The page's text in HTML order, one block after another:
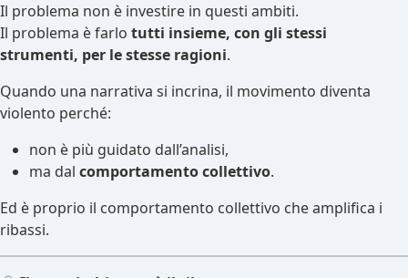
Il problema non è investire in questi ambiti.
Il problema è farlo tutti insieme, con gli stessi
strumenti, per le stesse ragioni.
Quando una narrativa si incrina, il movimento diventa
violento perché:
non è più guidato dall’analisi,
ma dal comportamento collettivo.
Ed è proprio il comportamento collettivo che amplifica i
ribassi.